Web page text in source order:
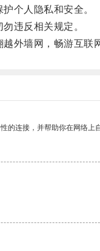
个人隐私和安全。
违反相关规定。
外墙网，畅游互联网
的连接，并帮助你在网络上